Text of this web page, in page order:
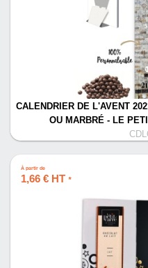
CALENDRIER DE L'AVENT
OU MARBRÉ - LE
À partir de
1,66 € HT *